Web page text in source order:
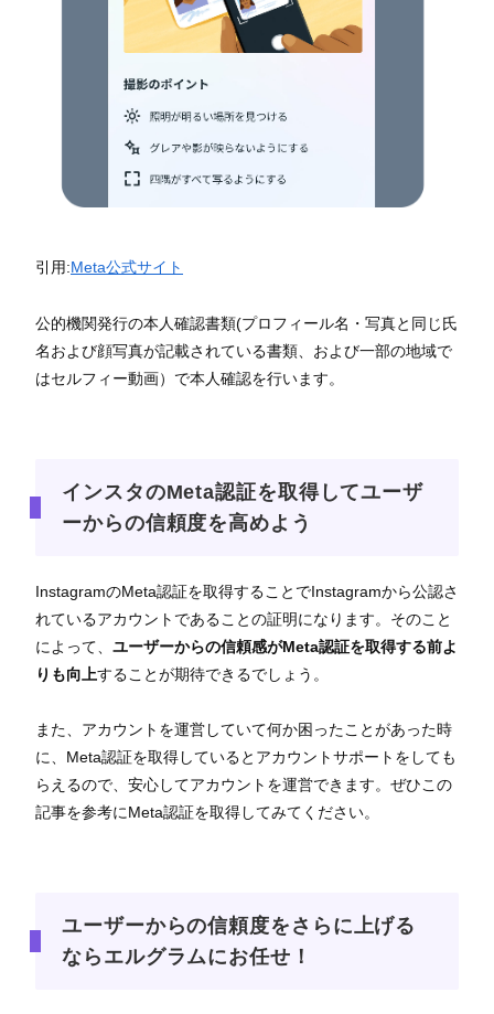
引用:Meta公式サイト
公的機関発行の本人確認書類(プロフィール名・写真と同じ氏
名および顔写真が記載されている書類、および一部の地域で
はセルフィー動画）で本人確認を行います。
インスタのMeta認証を取得してユーザ
ーからの信頼度を高めよう
InstagramのMeta認証を取得することでInstagramから公認さ
れているアカウントであることの証明になります。そのこと
によって、 ユーザーからの信頼感がMeta認証を取得する前よ
りも向上することが期待できるでしょう。
また、アカウントを運営していて何か困ったことがあった時
に、Meta認証を取得しているとアカウントサポートをしても
らえるので、安心してアカウントを運営できます。ぜひこの
記事を参考にMeta認証を取得してみてください。
ユーザーからの信頼度をさらに上げる
ならエルグラムにお任せ！